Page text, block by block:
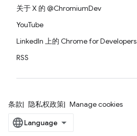
关于 X 的 @ChromiumDev
YouTube
LinkedIn 上的 Chrome for Developers
RSS
条款 隐私权政策 Manage cookies